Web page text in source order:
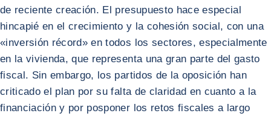
de reciente creación. El presupuesto hace especial
hincapié en el crecimiento y la cohesión social, con una
«inversión récord» en todos los sectores, especialmente
en la vivienda, que representa una gran parte del gasto
fiscal. Sin embargo, los partidos de la oposición han
criticado el plan por su falta de claridad en cuanto a la
financiación y por posponer los retos fiscales a largo